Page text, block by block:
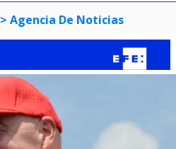
> Agencia De Noticias